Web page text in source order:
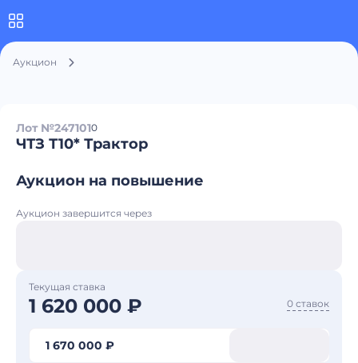
Аукцион
Лот №2471010
ЧТЗ Т10* Трактор
Аукцион на повышение
Аукцион завершится через
Текущая ставка
1 620 000 ₽ 0 ставок
1 670 000 ₽